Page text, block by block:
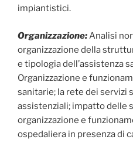
impiantistici.
Organizzazione: Analisi
organizzazione della
e tipologia dell’assistenza
Organizzazione e
sanitarie; la rete dei servizi
assistenziali; impatto delle
organizzazione e
ospedaliera in presenza di